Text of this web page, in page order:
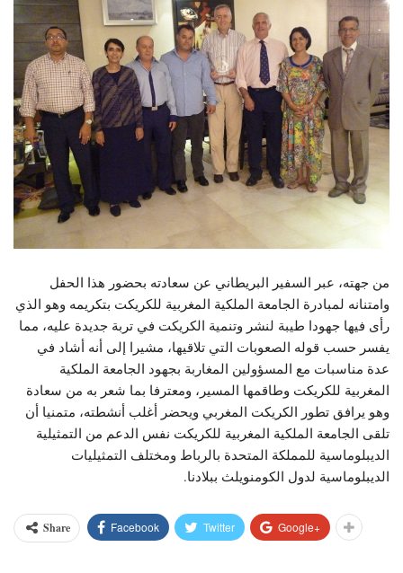
من جهته، عبر السفير البريطاني عن سعادته بحضور هذا الحفل
وامتنانه لمبادرة الجامعة الملكية المغربية للكريكت بتكريمه وهو الذي
رأى فيها جهودا طيبة لنشر وتنمية الكريكت في تربة جديدة عليه، مما
يفسر حسب قوله الصعوبات التي تلاقيها، مشيرا إلى أنه أشاد في
عدة مناسبات مع المسؤولين المغاربة بجهود الجامعة الملكية
المغربية للكريكت وطاقمها المسير، ومعترفا بما شعر به من سعادة
وهو يرافق تطور الكريكت المغربي ويحضر أغلب أنشطته، متمنيا أن
تلقى الجامعة الملكية المغربية للكريكت نفس الدعم من التمثيلية
الديبلوماسية للمملكة المتحدة بالرباط ومختلف التمثيليات
الديبلوماسية لدول الكومنويلث ببلادنا.
Share Facebook Twitter Google+